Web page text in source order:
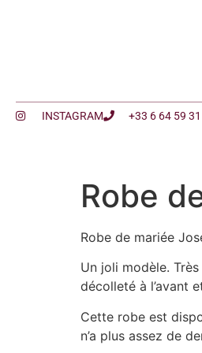
INSTAGRAM
+33 6 64 59
Robe
Robe de mariée
Un joli modèle.
décolleté à l’avant
Cette robe est
n’a plus assez de